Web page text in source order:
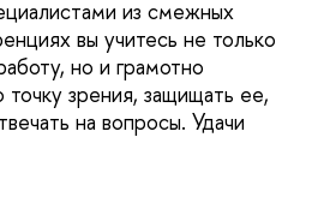
из смежных
вы учитесь не только
но и грамотно
зрения, защищать ее,
на вопросы. Удачи